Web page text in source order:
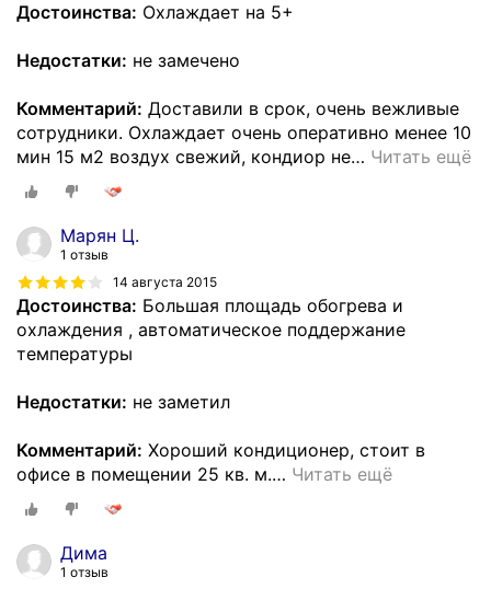
Достоинства: Охлаждает на 5+
Недостатки: не замечено
Комментарий: Доставили в срок, очень вежливые
сотрудники. Охлаждает очень оперативно менее 10
мин 15 м2 воздух свежий, кондиор не… Читать ещё
Марян Ц.
1 отзыв
14 августа 2015
Достоинства: Большая площадь обогрева и
охлаждения , автоматическое поддержание
температуры
Недостатки: не заметил
Комментарий: Хороший кондиционер, стоит в
офисе в помещении 25 кв. м.… Читать ещё
Дима
1 отзыв